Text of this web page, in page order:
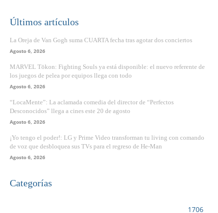
Últimos artículos
La Oreja de Van Gogh suma CUARTA fecha tras agotar dos conciertos
Agosto 6, 2026
MARVEL Tōkon: Fighting Souls ya está disponible: el nuevo referente de
los juegos de pelea por equipos llega con todo
Agosto 6, 2026
“LocaMente”: La aclamada comedia del director de “Perfectos
Desconocidos” llega a cines este 20 de agosto
Agosto 6, 2026
¡Yo tengo el poder!: LG y Prime Video transforman tu living con comando
de voz que desbloquea sus TVs para el regreso de He-Man
Agosto 6, 2026
Categorías
1706